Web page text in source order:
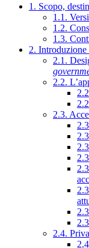
1. Scopo,
1.1.
1.2.
1.3.
2.
2.1.
2.2.
2.3.
2.4.